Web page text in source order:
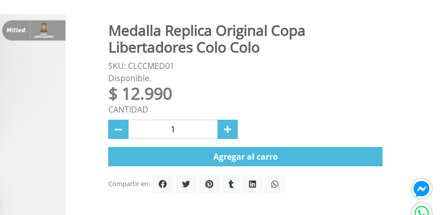
Medalla Replica Original Copa
Libertadores Colo Colo
SKU: CLCCMED01
Disponible.
$ 12.990
CANTIDAD
Agregar al carro
Compartir en: